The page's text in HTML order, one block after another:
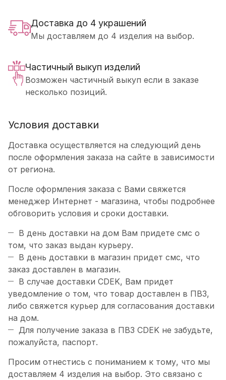
Доставка до 4 украшений
Мы доставляем до 4 изделия на выбор.
Частичный выкуп изделий
Возможен частичный выкуп если в заказе
несколько позиций.
Условия доставки
Доставка осуществляется на следующий день
после оформления заказа на сайте в зависимости
от региона.
После оформления заказа с Вами свяжется
менеджер Интернет - магазина, чтобы подробнее
обговорить условия и сроки доставки.
В день доставки на дом Вам придете смс о
том, что заказ выдан курьеру.
В день доставки в магазин придет смс, что
заказ доставлен в магазин.
В случае доставки CDEK, Вам придет
уведомление о том, что товар доставлен в ПВЗ,
либо свяжется курьер для согласования доставки
на дом.
Для получение заказа в ПВЗ CDEK не забудьте,
пожалуйста, паспорт.
Просим отнестись с пониманием к тому, что мы
доставляем 4 изделия на выбор. Это связано с